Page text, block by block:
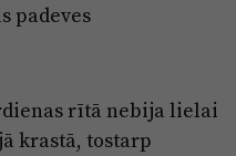
padeves
rītā nebija lielai
krastā, tostarp